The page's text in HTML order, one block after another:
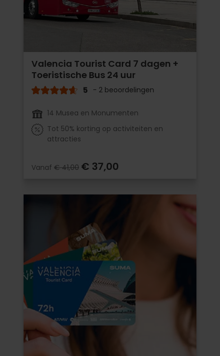
Valencia Tourist Card 7 dagen +
Toeristische Bus 24 uur
5 - 2 beoordelingen
14 Musea en Monumenten
Tot 50% korting op activiteiten en
attracties
Vanaf € 41,00 € 37,00